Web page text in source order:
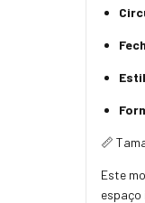
📏
Este
espaço